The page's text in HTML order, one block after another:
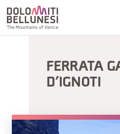
FERRATA
D’IGNOTI